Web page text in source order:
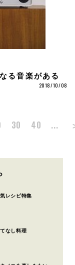
る音楽がある
2018/10/08
30 40 ...
レシピ特集
なし料理